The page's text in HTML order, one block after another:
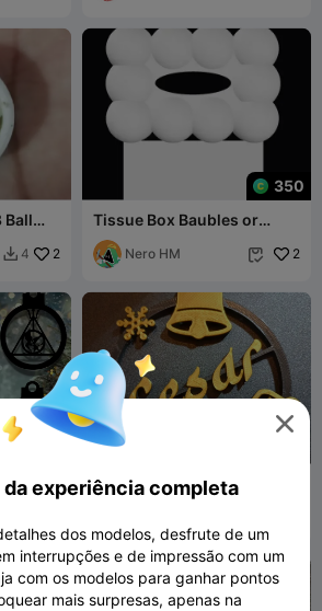
Ball
 4 2
350
Tissue Box Baubles or
Claud / Tücher Box Blasen
oder Volke
Nero HM  2
ORBS
Esfera de Natal
personalizada

experiência completa
dos modelos, desfrute de um
interrupções e de impressão com um
com os modelos para ganhar pontos
mais surpresas, apenas na